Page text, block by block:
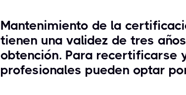
Mantenimiento de la
tienen una validez de tres
obtención. Para recertificarse
profesionales pueden optar